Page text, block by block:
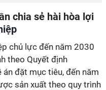
chia sẻ hài hòa lợi
chủ lực đến năm 2030
theo Quyết định
đặt mục tiêu, đến năm
sản xuất theo quy trình